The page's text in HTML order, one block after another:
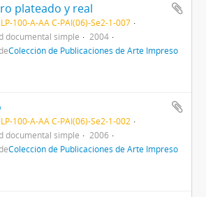
plateado y real
100-A-AA C-PAI(06)-Se2-1-007
documental simple
2004
Colección de Publicaciones de Arte Impreso
100-A-AA C-PAI(06)-Se2-1-002
documental simple
2006
Colección de Publicaciones de Arte Impreso